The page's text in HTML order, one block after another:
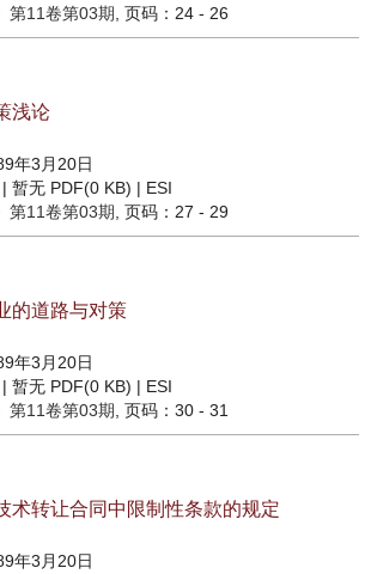
第11卷第03期 , 页码：24 - 26
浅论
年3月20日
| 暂无 PDF(0 KB) | ESI
第11卷第03期 , 页码：27 - 29
的道路与对策
年3月20日
| 暂无 PDF(0 KB) | ESI
第11卷第03期 , 页码：30 - 31
术转让合同中限制性条款的规定
年3月20日